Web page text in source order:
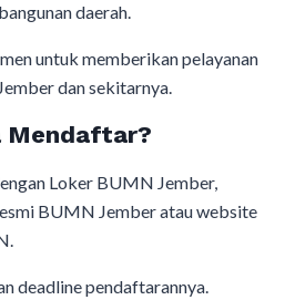
daerah.
untuk memberikan pelayanan
dan sekitarnya.
Mendaftar?
Loker BUMN Jember,
BUMN Jember atau website
deadline pendaftarannya.